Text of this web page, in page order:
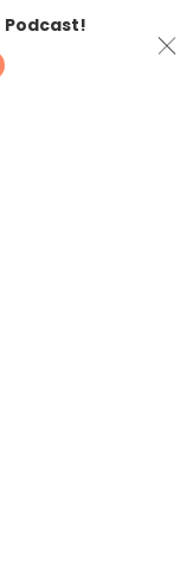
Podcast!